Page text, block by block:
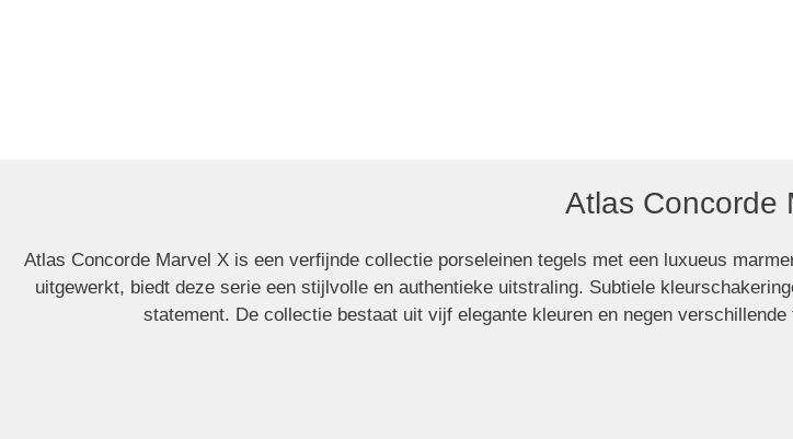
Atlas Concorde Marvel X
Atlas Concorde
Atlas Concorde Marvel X is een verfijnde collectie porseleinen tegels met een luxueus
uitgewerkt, biedt deze serie een stijlvolle en authentieke uitstraling. Subtiele
statement. De collectie bestaat uit vijf elegante kleuren en negen